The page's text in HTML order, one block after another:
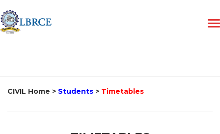
CIVIL Home > Students > Timetables